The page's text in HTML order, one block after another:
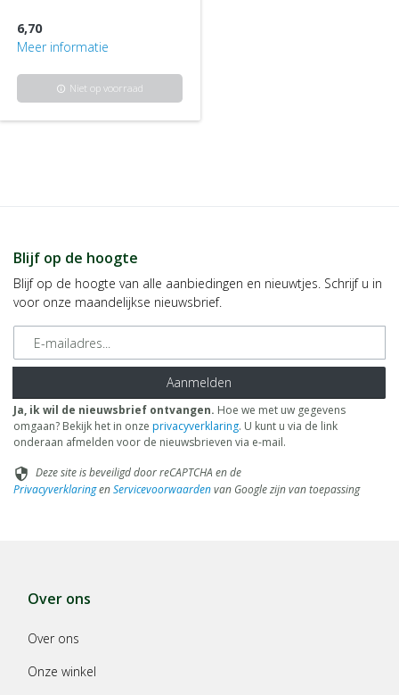
6,70
Meer informatie
info Niet op voorraad
Blijf op de hoogte
Blijf op de hoogte van alle aanbiedingen en nieuwtjes. Schrijf u in
voor onze maandelijkse nieuwsbrief.
E-mailadres
Aanmelden
Ja, ik wil de nieuwsbrief ontvangen. Hoe we met uw gegevens
omgaan? Bekijk het in onze privacyverklaring. U kunt u via de link
onderaan afmelden voor de nieuwsbrieven via e-mail.
security Deze site is beveiligd door reCAPTCHA en de
PrivacyverklaringenServicevoorwaardenvan Google zijn van toepassing
Over ons
Over ons
Onze winkel